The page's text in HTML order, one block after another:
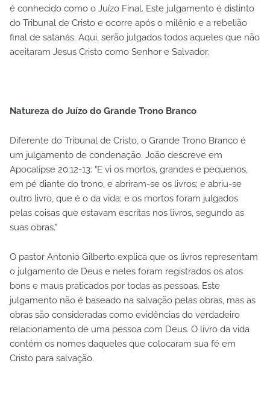
é conhecido como o Juízo Final. Este julgamento é distinto
do Tribunal de Cristo e ocorre após o milênio e a rebelião
final de satanás. Aqui, serão julgados todos aqueles que não
aceitaram Jesus Cristo como Senhor e Salvador.
Natureza do Juízo do Grande Trono Branco
Diferente do Tribunal de Cristo, o Grande Trono Branco é
um julgamento de condenação. João descreve em
Apocalipse 20:12-13: "E vi os mortos, grandes e pequenos,
em pé diante do trono, e abriram-se os livros; e abriu-se
outro livro, que é o da vida; e os mortos foram julgados
pelas coisas que estavam escritas nos livros, segundo as
suas obras."
O pastor Antonio Gilberto explica que os livros representam
o julgamento de Deus e neles foram registrados os atos
bons e maus praticados por todas as pessoas. Este
julgamento não é baseado na salvação pelas obras, mas as
obras são consideradas como evidências do verdadeiro
relacionamento de uma pessoa com Deus. O livro da vida
contém os nomes daqueles que colocaram sua fé em
Cristo para salvação.